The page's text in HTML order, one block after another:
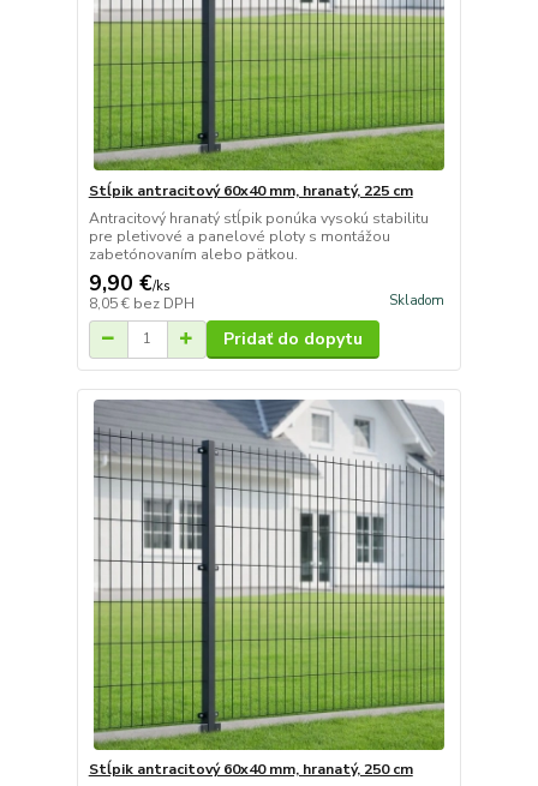
Stĺpik antracitový 60x40 mm, hranatý, 225 cm
Antracitový hranatý stĺpik ponúka vysokú stabilitu
pre pletivové a panelové ploty s montážou
zabetónovaním alebo pätkou.
9,90 €/ks
8,05 € bez DPH Skladom
Pridať do dopytu
Stĺpik antracitový 60x40 mm, hranatý, 250 cm